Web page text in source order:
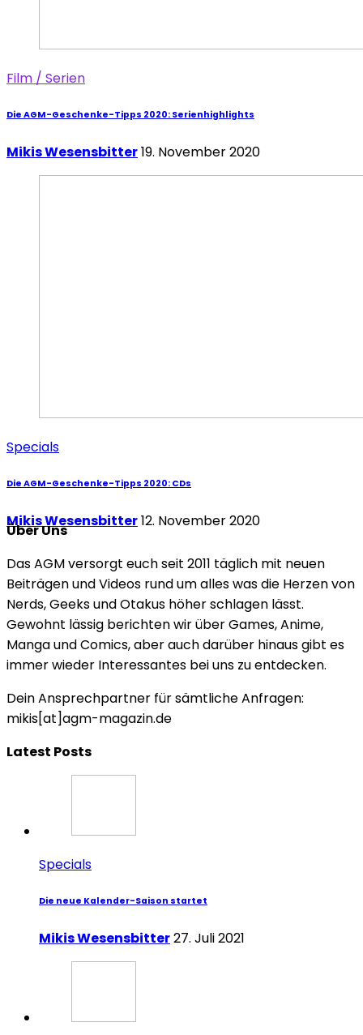
Film / Serien
Die AGM-Geschenke-Tipps 2020: Serienhighlights
Mikis Wesensbitter19. November 2020
Specials
Die AGM-Geschenke-Tipps 2020: CDs
Mikis Wesensbitter12. November 2020
Über Uns
Das AGM versorgt euch seit 2011 täglich mit neuen
Beiträgen und Videos rund um alles was die Herzen von
Nerds, Geeks und Otakus höher schlagen lässt.
Gewohnt lässig berichten wir über Games, Anime,
Manga und Comics, aber auch darüber hinaus gibt es
immer wieder Interessantes bei uns zu entdecken.
Dein Ansprechpartner für sämtliche Anfragen:
mikis[at]agm-magazin.de
Latest Posts
Specials
Die neue Kalender-Saison startet
Mikis Wesensbitter27. Juli 2021